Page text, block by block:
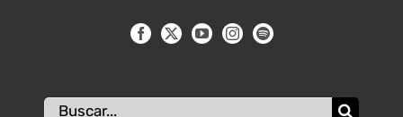
Buscar: